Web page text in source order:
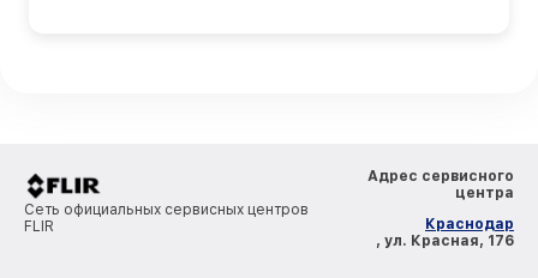
Сеть официальных сервисных центров
FLIR
Адрес сервисного
центра
Краснодар
, ул. Красная, 176